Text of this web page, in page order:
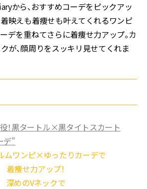
から、おすすめコーデをピックアッ
映えも着痩せも叶えてくれるワンピ
デを重ねてさらに着痩せ力アップ。カ
が、顔周りをスッキリ見せてくれま
！黒タートル×黒タイトスカート
デ”
ムワンピ×ゆったりカーデで
着痩せ力アップ！
深めのVネックで